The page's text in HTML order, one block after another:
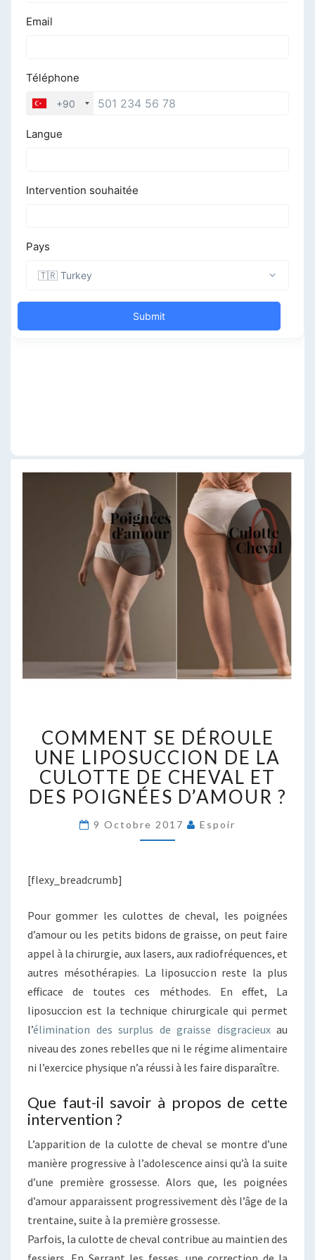
SE
DÉROULE
UNE
LIPOSUCCION
DE
CULOTTE
DE
D’AMOUR
?
COMMENT SE DÉROULE
UNE LIPOSUCCION DE LA
CULOTTE DE CHEVAL ET
DES POIGNÉES D’AMOUR ?
9 Octobre 2017 Espoir
[flexy_breadcrumb]
Pour gommer les culottes de cheval, les poignées
d’amour ou les petits bidons de graisse, on peut faire
appel à la chirurgie, aux lasers, aux radiofréquences, et
autres mésothérapies. La liposuccion reste la plus
efficace de toutes ces méthodes. En effet, La
liposuccion est la technique chirurgicale qui permet
l’élimination des surplus de graisse disgracieuxau
niveau des zones rebelles que ni le régime alimentaire
ni l’exercice physique n’a réussi à les faire disparaître.
Que faut-il savoir à propos de cette
intervention ?
L’apparition de la culotte de cheval se montre d’une
manière progressive à l’adolescence ainsi qu’à la suite
d’une première grossesse. Alors que, les poignées
d’amour apparaissent progressivement dès l’âge de la
trentaine, suite à la première grossesse.
Parfois, la culotte de cheval contribue au maintien des